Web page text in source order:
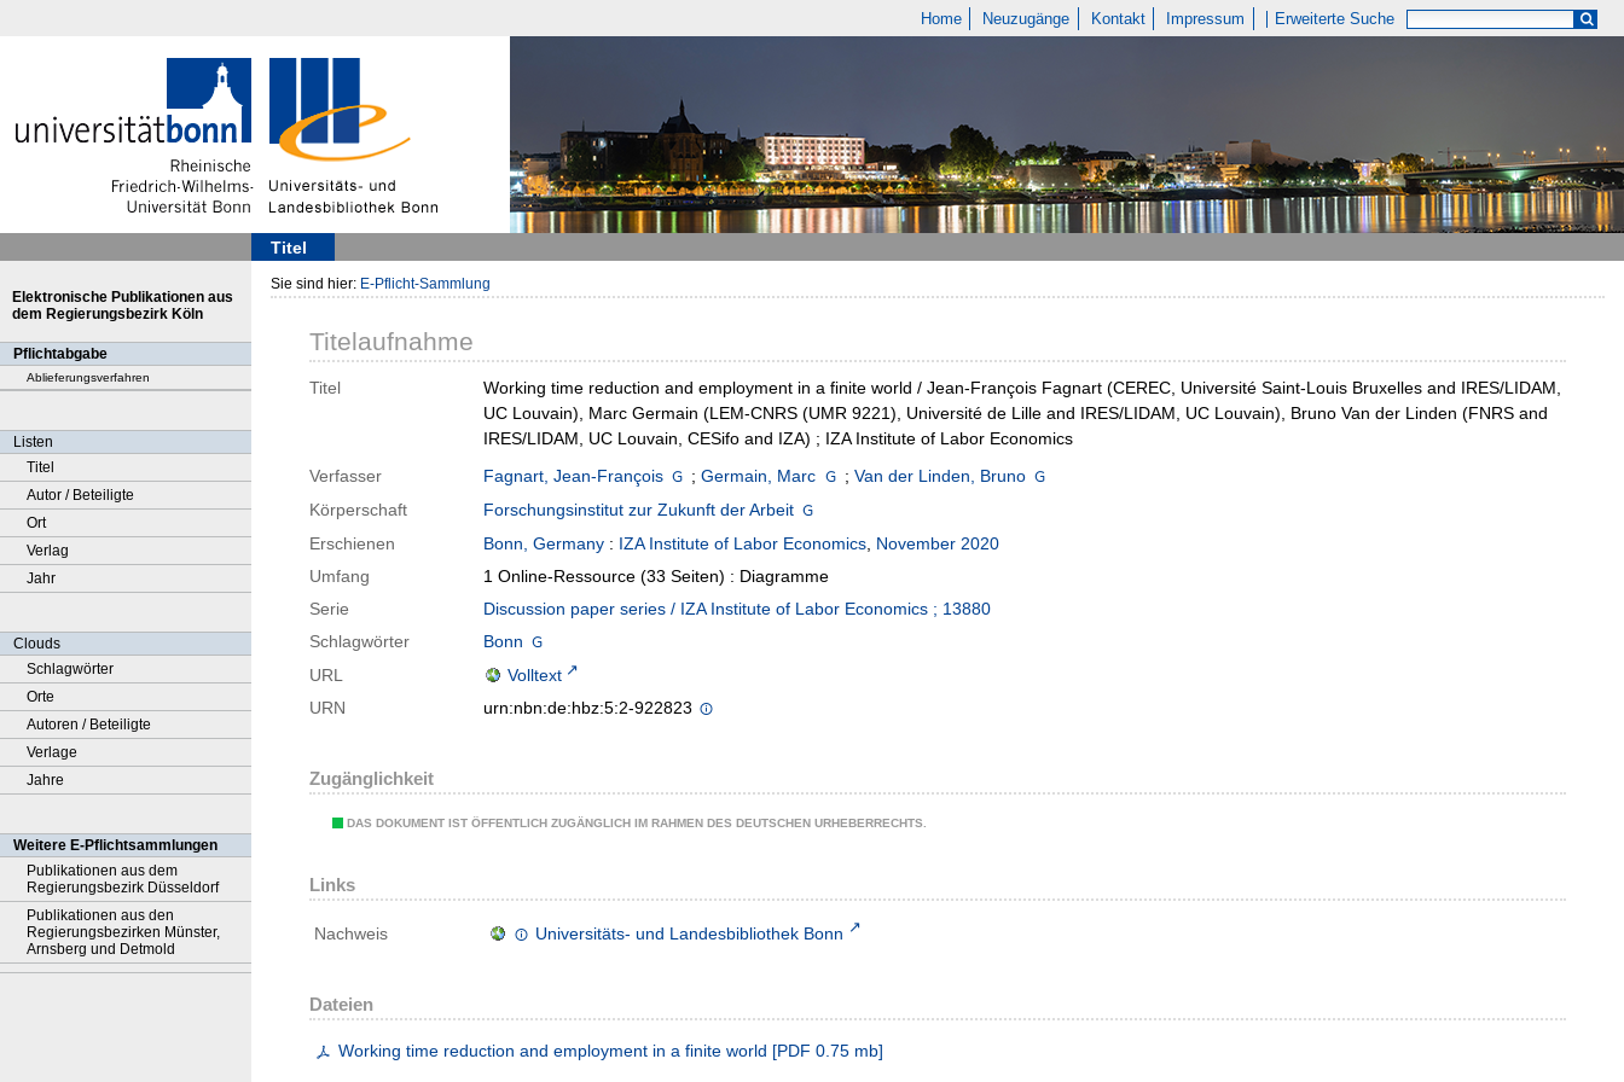
Home Neuzugänge Kontakt Impressum Erweiterte Suche
Titel
Elektronische Publikationen aus
dem Regierungsbezirk Köln
Pflichtabgabe
Ablieferungsverfahren
Listen
Titel
Autor / Beteiligte
Ort
Verlag
Jahr
Clouds
Schlagwörter
Orte
Autoren / Beteiligte
Verlage
Jahre
Weitere E-Pflichtsammlungen
Publikationen aus dem
Regierungsbezirk Düsseldorf
Publikationen aus den
Regierungsbezirken Münster,
Arnsberg und Detmold
Sie sind hier: E-Pflicht-Sammlung
Titelaufnahme
Titel
Working time reduction and employment in a finite world / Jean-François Fagnart (CEREC, Université Saint-Louis Bruxelles and IRES/LIDAM,
UC Louvain), Marc Germain (LEM-CNRS (UMR 9221), Université de Lille and IRES/LIDAM, UC Louvain), Bruno Van der Linden (FNRS and
IRES/LIDAM, UC Louvain, CESifo and IZA) ; IZA Institute of Labor Economics
Verfasser
Fagnart, Jean-François ; Germain, Marc ; Van der Linden, Bruno
Körperschaft
Forschungsinstitut zur Zukunft der Arbeit
Erschienen
Bonn, Germany : IZA Institute of Labor Economics, November 2020
Umfang
1 Online-Ressource (33 Seiten) : Diagramme
Serie
Discussion paper series / IZA Institute of Labor Economics ; 13880
Schlagwörter
Bonn
URL
Volltext
URN
urn:nbn:de:hbz:5:2-922823
Zugänglichkeit
DAS DOKUMENT IST ÖFFENTLICH ZUGÄNGLICH IM RAHMEN DES DEUTSCHEN URHEBERRECHTS.
Links
Nachweis Universitäts- und Landesbibliothek Bonn
Dateien
Working time reduction and employment in a finite world [PDF 0.75 mb]